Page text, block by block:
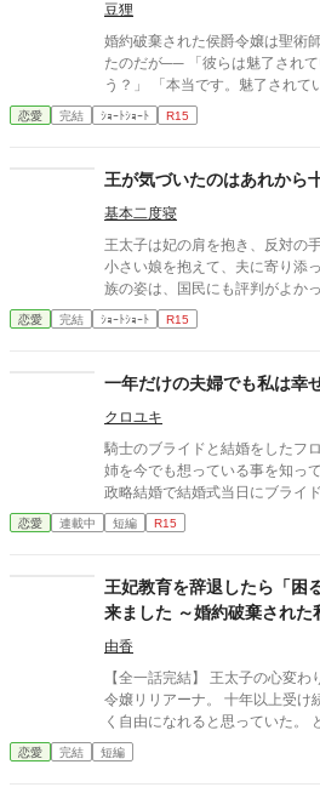
と思います。 ＊初心者につき表
ださいませ ＊ゆるふわ設定です
豆狸
婚約破棄された侯爵令嬢は聖術
たのだが── 「彼らは魅了され
う？」 「本当です。魅了され
なろう様でも公開中です。
恋愛 完結 ｼｮｰﾄｼｮｰﾄ R15
王が気づいたのはあれから
基本二度寝
王太子は妃の肩を抱き、反対の
小さい娘を抱えて、夫に寄り添っていた。 仲睦ま
族の姿は、国民にも評判がよか
に恵まれた王家。 王太子は妃を優しく見つめ、妃も王太子を愛し
く見つめ返す。 王太子は今日、父から王の座を譲り受けた。 新た
恋愛 完結 ｼｮｰﾄｼｮｰﾄ R15
一年だけの夫婦でも私は幸
クロユキ
騎士のブライドと結婚をしたフ
姉を今でも想っている事を知っ
政略結婚で結婚式当日にブライ
しまった。 フローズンは姉が戻
った。 更新が不定期です。誤字脱字がありますが宜しくお願いし
恋愛 連載中 短編 R15
王妃教育を辞退したら「困
来ました ～婚約破棄された
下が求婚してきます〜
由香
【全一話完結】 王太子の心変わりによって婚約を破棄された侯爵
令嬢リリアーナ。 十年以上受け続けた王妃教育も辞退し、ようや
く自由になれると思っていた。 ところが数日後、侯爵家を訪れた
のは国王陛下本人。 「王妃教育を辞退されると困る。私の妃にな
ってほしい」 努力を踏みにじった王太子はすべてを失い、選ばれ
恋愛 完結 短編